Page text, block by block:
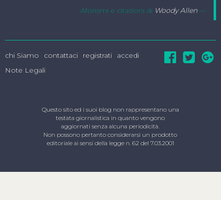
Aforismi e citazioni di Woody Allen
chi Siamo contattaci registrati
accedi
Note Legali
Questo sito ed i suoi blog non rappresentano una
testata giornalistica in quanto vengono
aggiornati senza alcuna periodicità.
Non possono pertanto considerarsi un prodotto
editoriale ai sensi della legge n. 62 del 7.03.2001